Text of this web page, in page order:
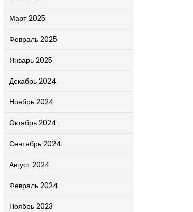
Март 2025
Февраль 2025
Январь 2025
Декабрь 2024
Ноябрь 2024
Октябрь 2024
Сентябрь 2024
Август 2024
Февраль 2024
Ноябрь 2023